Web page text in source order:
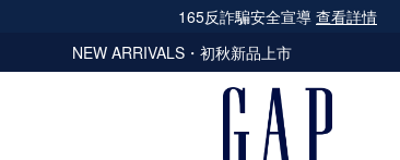
165反詐騙安全宣導 查看詳情
NEW ARRIVALS・初秋新品上市